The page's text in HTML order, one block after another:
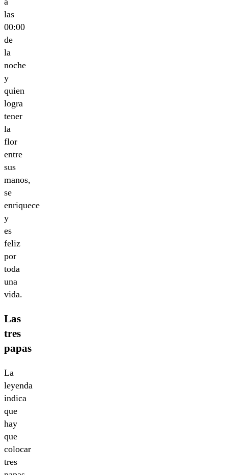
las
00:00
de
la
noche
y
quien
logra
tener
la
flor
entre
sus
manos,
se
enriquece
y
es
feliz
por
toda
una
vida.
Las
tres
papas
La
leyenda
indica
que
hay
que
colocar
tres